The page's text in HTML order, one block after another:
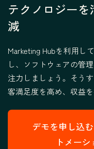
テクノロジー
減
Marketing Hubを利用し
し、ソフトウェアの管
注力しましょう。そう
客満足度を高め、収益を
デモを申し込
トメー